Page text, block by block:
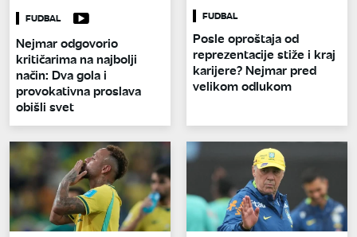
FUDBAL
Nejmar odgovorio
kritičarima na najbolji
način: Dva gola i
provokativna proslava
obišli svet
FUDBAL
Posle oproštaja od
reprezentacije stiže i kraj
karijere? Nejmar pred
velikom odlukom